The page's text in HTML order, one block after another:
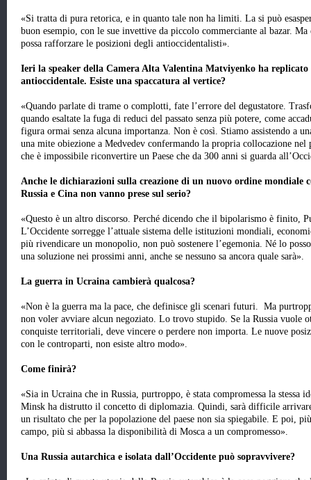
«Si tratta di pura retorica, e in quanto tale non ha limiti. La si può
buon esempio, con le sue invettive da piccolo commerciante al bazar.
possa rafforzare le posizioni degli antioccidentalisti».
Ieri la speaker della Camera Alta Valentina Matviyenko ha replicato
antioccidentale. Esiste una spaccatura al vertice?
«Quando parlate di trame o complotti, fate l’errore del degustatore.
quando esaltate la fuga di reduci del passato senza più potere, come
figura ormai senza alcuna importanza. Non è così. Stiamo assistendo a
una mite obiezione a Medvedev confermando la propria collocazione
che è impossibile riconvertire un Paese che da 300 anni si guarda
Anche le dichiarazioni sulla creazione di un nuovo ordine mondiale
Russia e Cina non vanno prese sul serio?
«Questo è un altro discorso. Perché dicendo che il bipolarismo è finito,
L’Occidente sorregge l’attuale sistema delle istituzioni mondiali,
più rivendicare un monopolio, non può sostenere l’egemonia. Né lo
una soluzione nei prossimi anni, anche se nessuno sa ancora quale sarà».
La guerra in Ucraina cambierà qualcosa?
«Non è la guerra ma la pace, che definisce gli scenari futuri. Ma
non voler avviare alcun negoziato. Lo trovo stupido. Se la Russia vuole
conquiste territoriali, deve vincere o perdere non importa. Le nuove
con le controparti, non esiste altro modo».
Come finirà?
«Sia in Ucraina che in Russia, purtroppo, è stata compromessa la stessa
Minsk ha distrutto il concetto di diplomazia. Quindi, sarà difficile
un risultato che per la popolazione del paese non sia spiegabile. E poi,
campo, più si abbassa la disponibilità di Mosca a un compromesso».
Una Russia autarchica e isolata dall’Occidente può sopravvivere?